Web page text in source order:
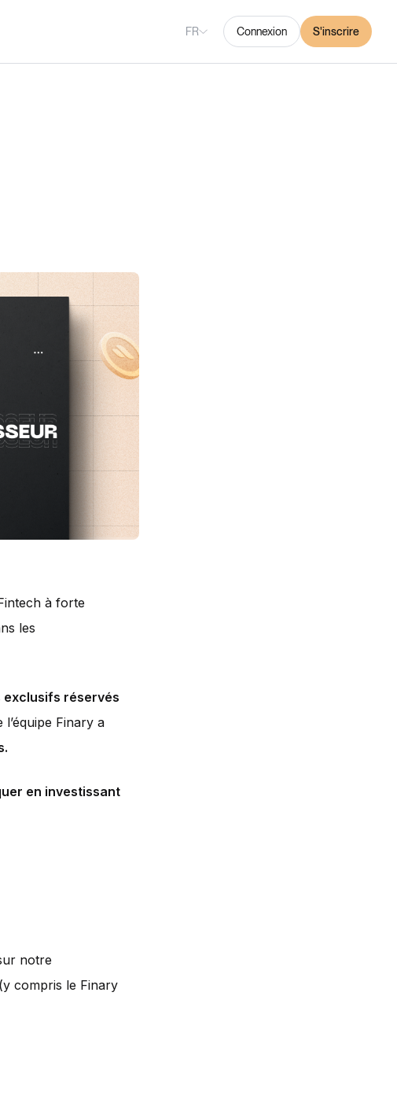
FR Connexion S'inscrire
à forte
les
exclusifs réservés
Finary a
en investissant
notre
compris le Finary